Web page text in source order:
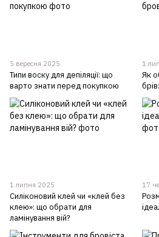
5 вересня 2025
Типи воску для депіляції: що
варто знати перед покупкою
1
Як
1 липня 2025
Силіконовий клей чи «клей без
клею»: що обрати для
ламінування вій?
17